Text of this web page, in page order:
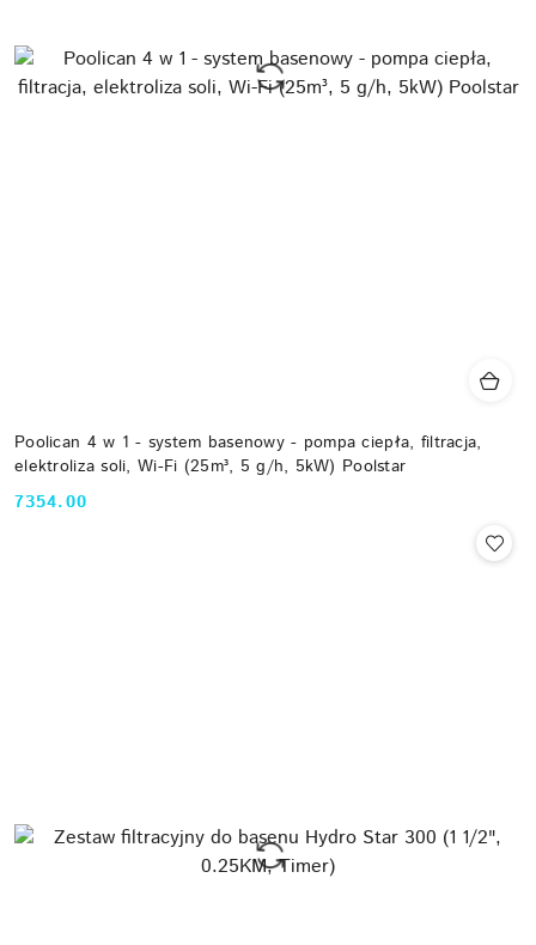
Poolican 4 w 1 - system basenowy - pompa ciepła, filtracja,
elektroliza soli, Wi-Fi (25m³, 5 g/h, 5kW) Poolstar
Cena:
7354.00